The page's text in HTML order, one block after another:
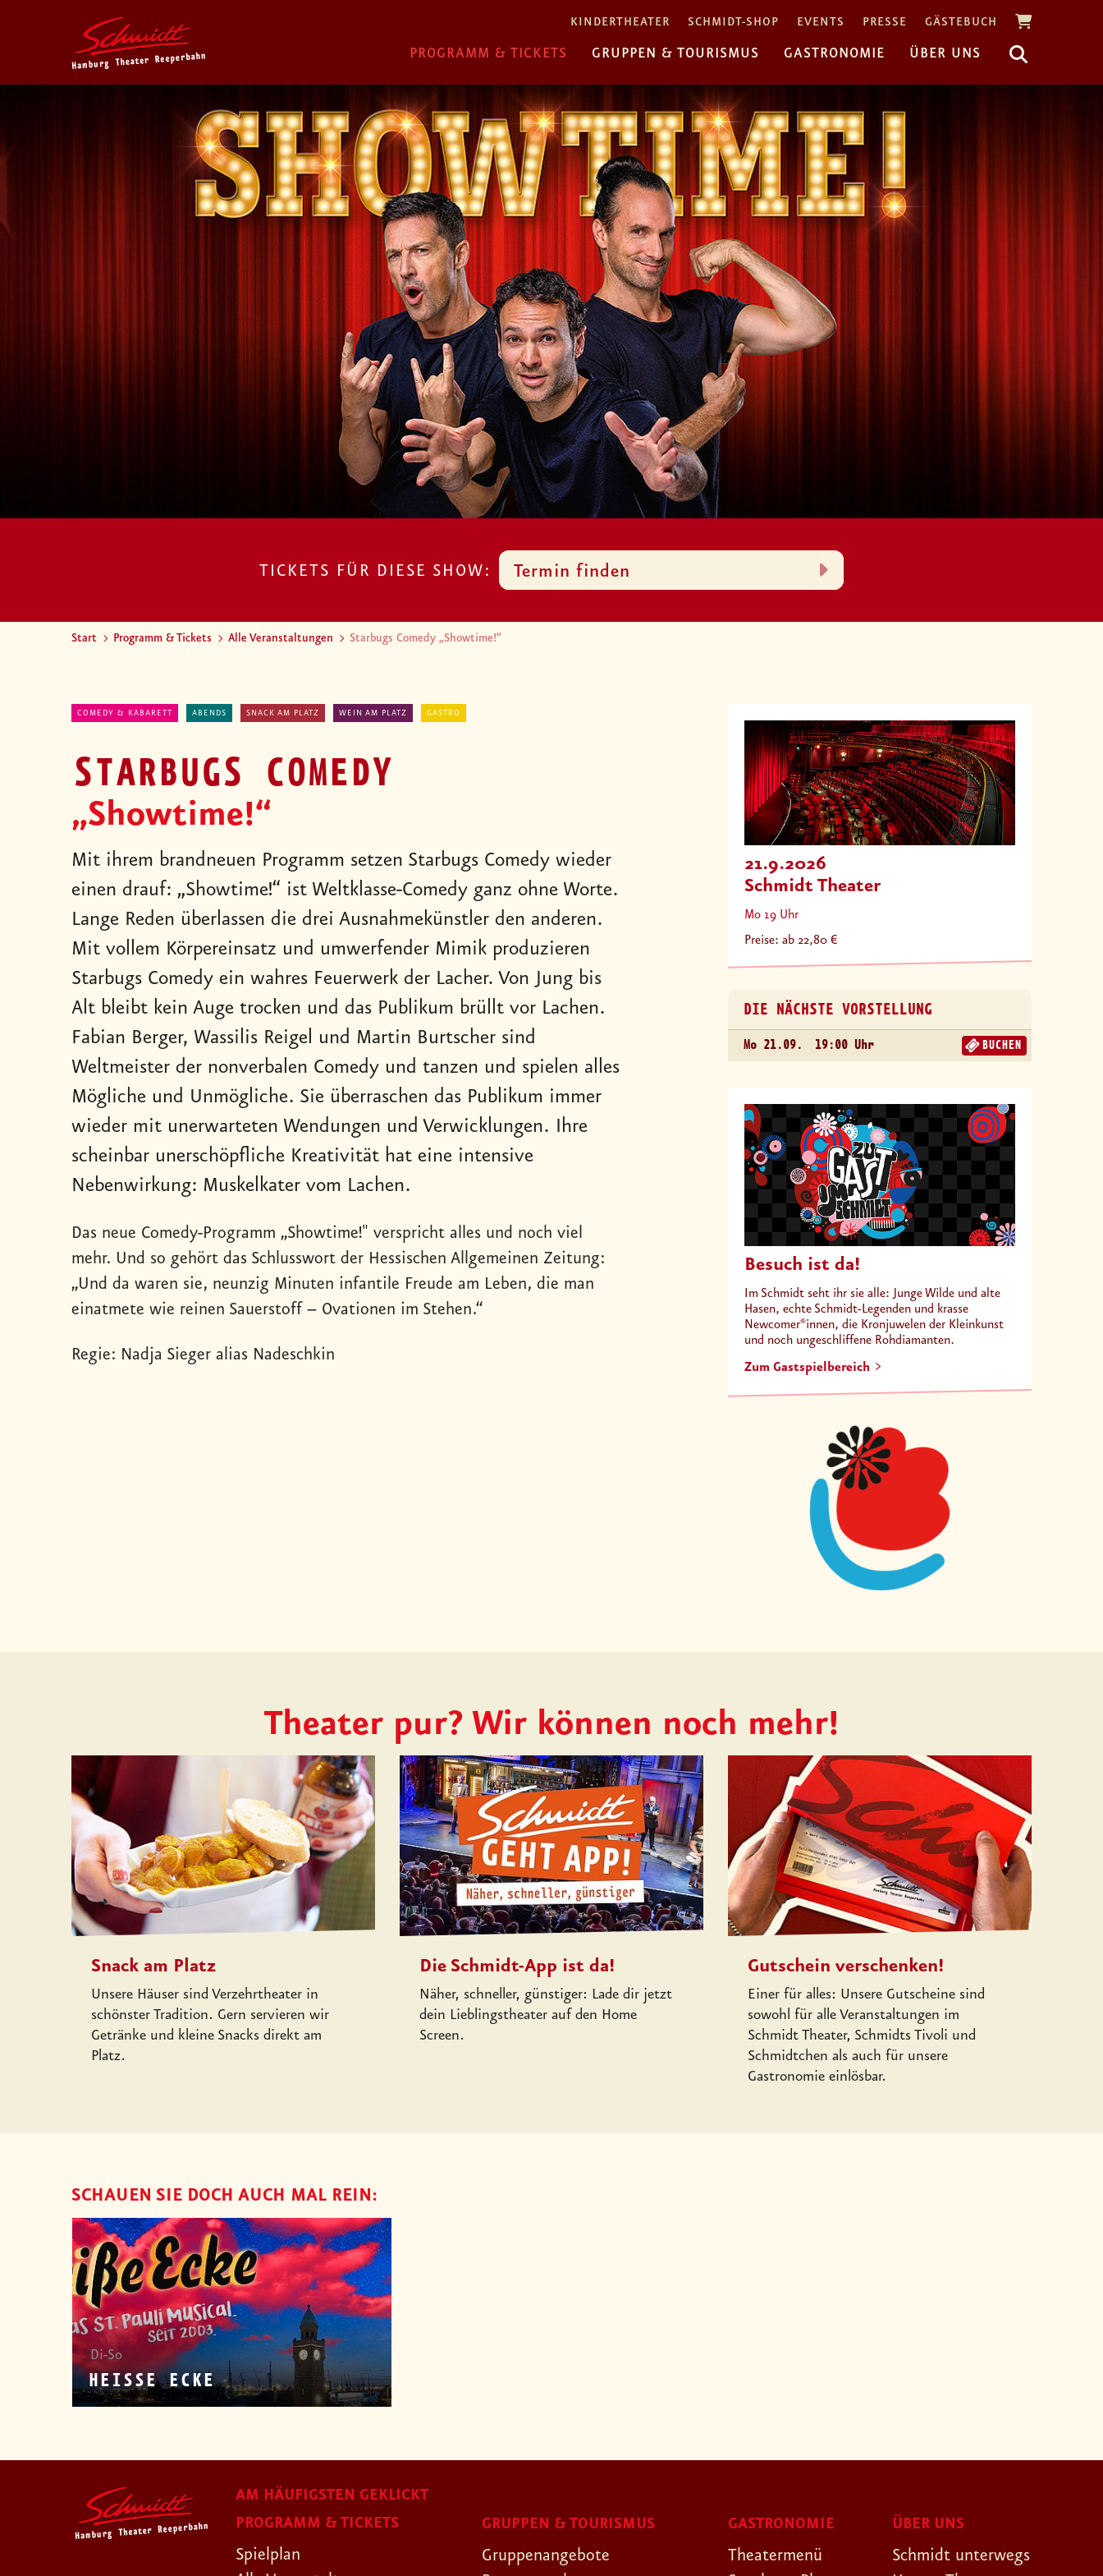
KINDERTHEATER SCHMIDT-SHOP EVENTS PRESSE GÄSTEBUCH
PROGRAMM & TICKETS GRUPPEN & TOURISMUS GASTRONOMIE ÜBER UNS
TICKETS FÜR DIESE SHOW: Termin finden
Start Programm & Tickets Alle Veranstaltungen Starbugs Comedy „Showtime!“
COMEDY & KABARETT ABENDS SNACK AM PLATZ WEIN AM PLATZ GASTRO
STARBUGS COMEDY
„Showtime!“
Mit ihrem brandneuen Programm setzen Starbugs Comedy wieder
einen drauf: „Showtime!“ ist Weltklasse-Comedy ganz ohne Worte.
Lange Reden überlassen die drei Ausnahmekünstler den anderen.
Mit vollem Körpereinsatz und umwerfender Mimik produzieren
Starbugs Comedy ein wahres Feuerwerk der Lacher. Von Jung bis
Alt bleibt kein Auge trocken und das Publikum brüllt vor Lachen.
Fabian Berger, Wassilis Reigel und Martin Burtscher sind
Weltmeister der nonverbalen Comedy und tanzen und spielen alles
Mögliche und Unmögliche. Sie überraschen das Publikum immer
wieder mit unerwarteten Wendungen und Verwicklungen. Ihre
scheinbar unerschöpfliche Kreativität hat eine intensive
Nebenwirkung: Muskelkater vom Lachen.
Das neue Comedy-Programm „Showtime!" verspricht alles und noch viel
mehr. Und so gehört das Schlusswort der Hessischen Allgemeinen Zeitung:
„Und da waren sie, neunzig Minuten infantile Freude am Leben, die man
einatmete wie reinen Sauerstoff – Ovationen im Stehen.“
Regie: Nadja Sieger alias Nadeschkin
21.9.2026
Schmidt Theater
Mo 19 Uhr
Preise: ab 22,80 €
DIE NÄCHSTE VORSTELLUNG
Mo 21.09. 19:00 Uhr BUCHEN
Besuch ist da!
Im Schmidt seht ihr sie alle: Junge Wilde und alte
Hasen, echte Schmidt-Legenden und krasse
Newcomer*innen, die Kronjuwelen der Kleinkunst
und noch ungeschliffene Rohdiamanten.
Zum Gastspielbereich
Theater pur? Wir können noch mehr!
Snack am Platz
Unsere Häuser sind Verzehrtheater in
schönster Tradition. Gern servieren wir
Getränke und kleine Snacks direkt am
Platz.
Die Schmidt-App ist da!
Näher, schneller, günstiger: Lade dir jetzt
dein Lieblingstheater auf den Home
Screen.
Gutschein verschenken!
Einer für alles: Unsere Gutscheine sind
sowohl für alle Veranstaltungen im
Schmidt Theater, Schmidts Tivoli und
Schmidtchen als auch für unsere
Gastronomie einlösbar.
SCHAUEN SIE DOCH AUCH MAL REIN:
Di-So
HEISSE ECKE
AM HÄUFIGSTEN GEKLICKT
PROGRAMM & TICKETS
Spielplan
GRUPPEN & TOURISMUS
Gruppenangebote
GASTRONOMIE
Theatermenü
ÜBER UNS
Schmidt unterwegs